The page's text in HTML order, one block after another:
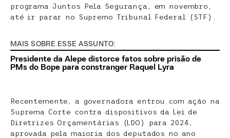
programa Juntos Pela Segurança, em novembro,
até ir parar no Supremo Tribunal Federal (STF).
MAIS SOBRE ESSE ASSUNTO:
Presidente da Alepe distorce fatos sobre prisão de
PMs do Bope para constranger Raquel Lyra
Recentemente, a governadora entrou com ação na
Suprema Corte contra dispositivos da Lei de
Diretrizes Orçamentárias (LDO) para 2024,
aprovada pela maioria dos deputados no ano